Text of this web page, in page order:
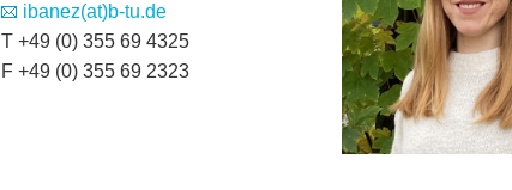
ibanez(at)b-tu.de
T +49 (0) 355 69 4325
F +49 (0) 355 69 2323